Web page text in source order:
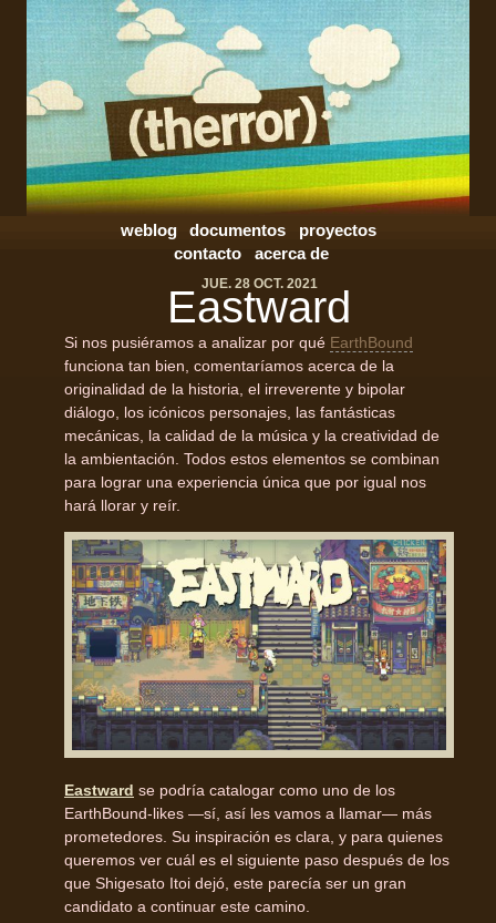
weblog documentos
proyectos
contacto
acerca de
JUE. 28 OCT. 2021
Eastward
Si nos pusiéramos a analizar por qué EarthBound
funciona tan bien, comentaríamos acerca de la
originalidad de la historia, el irreverente y bipolar
diálogo, los icónicos personajes, las fantásticas
mecánicas, la calidad de la música y la creatividad de
la ambientación. Todos estos elementos se combinan
para lograr una experiencia única que por igual nos
hará llorar y reír.
Eastward se podría catalogar como uno de los
EarthBound-likes —sí, así les vamos a llamar— más
prometedores. Su inspiración es clara, y para quienes
queremos ver cuál es el siguiente paso después de los
que Shigesato Itoi dejó, este parecía ser un gran
candidato a continuar este camino.